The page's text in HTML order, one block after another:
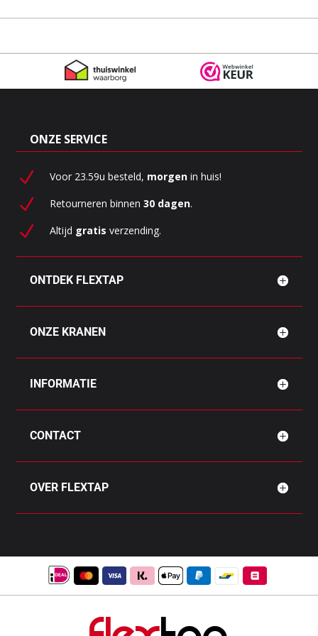
in elk keukenkastje.
ONZE SERVICE
N Voor 23.59u besteld, morgenin huis!
N Retourneren binnen 30 dagen.
N Altijd gratis verzending.
ONTDEK FLEXTAP
ONZE KRANEN
INFORMATIE
CONTACT
OVER FLEXTAP